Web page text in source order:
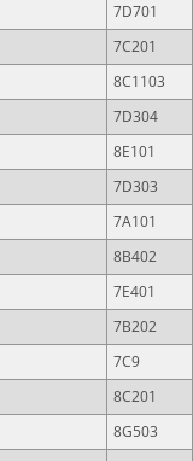
7D701
7C201
8C1103
7D304
8Е101
7D303
7A101
8B402
7E401
7B202
7C9
8C201
8G503